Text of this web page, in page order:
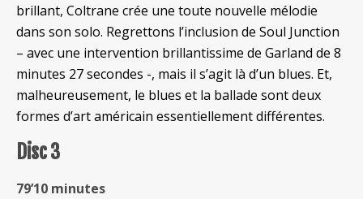
brillant, Coltrane crée une toute nouvelle mélodie
dans son solo. Regrettons l’inclusion de Soul Junction
– avec une intervention brillantissime de Garland de 8
minutes 27 secondes -, mais il s’agit là d’un blues. Et,
malheureusement, le blues et la ballade sont deux
formes d’art américain essentiellement différentes.
Disc 3
79’10 minutes